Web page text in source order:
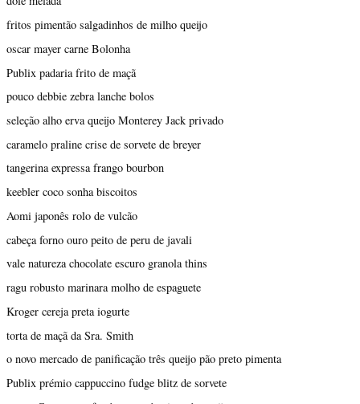
fritos pimentão salgadinhos de milho queijo
oscar mayer carne Bolonha
Publix padaria frito de maçã
pouco debbie zebra lanche bolos
seleção alho erva queijo Monterey Jack privado
caramelo praline crise de sorvete de breyer
tangerina expressa frango bourbon
keebler coco sonha biscoitos
Aomi japonês rolo de vulcão
cabeça forno ouro peito de peru de javali
vale natureza chocolate escuro granola thins
ragu robusto marinara molho de espaguete
Kroger cereja preta iogurte
torta de maçã da Sra. Smith
o novo mercado de panificação três queijo pão preto pimenta
Publix prémio cappuccino fudge blitz de sorvete